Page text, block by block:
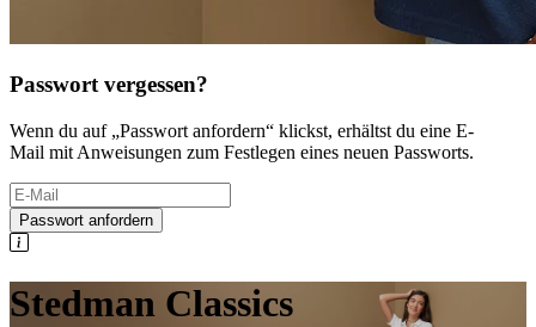
Passwort vergessen?
Wenn du auf „Passwort anfordern“ klickst, erhältst du eine E-
Mail mit Anweisungen zum Festlegen eines neuen Passworts.
Passwort anfordern
Stedman Classics